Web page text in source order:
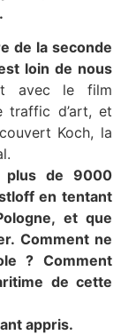
de la seconde
loin de nous
avec le film
traffic d’art, et
Koch, la
plus de 9000
en tentant
et que
Comment ne
? Comment
de cette
appris.